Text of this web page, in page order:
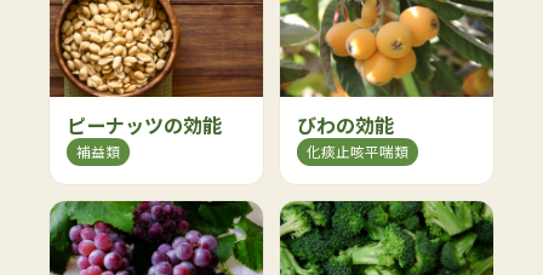
ピーナッツの効能
補益類
びわの効能
化痰止咳平喘類